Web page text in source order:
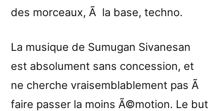
des morceaux, Ã la base, techno.
La musique de Sumugan Sivanesan
est absolument sans concession, et
ne cherche vraisemblablement pas Ã
faire passer la moins Ã©motion. Le but